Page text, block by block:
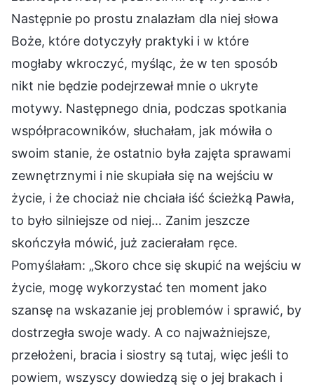
Następnie po prostu znalazłam dla niej słowa
Boże, które dotyczyły praktyki i w które
mogłaby wkroczyć, myśląc, że w ten sposób
nikt nie będzie podejrzewał mnie o ukryte
motywy. Następnego dnia, podczas spotkania
współpracowników, słuchałam, jak mówiła o
swoim stanie, że ostatnio była zajęta sprawami
zewnętrznymi i nie skupiała się na wejściu w
życie, i że chociaż nie chciała iść ścieżką Pawła,
to było silniejsze od niej… Zanim jeszcze
skończyła mówić, już zacierałam ręce.
Pomyślałam: „Skoro chce się skupić na wejściu w
życie, mogę wykorzystać ten moment jako
szansę na wskazanie jej problemów i sprawić, by
dostrzegła swoje wady. A co najważniejsze,
przełożeni, bracia i siostry są tutaj, więc jeśli to
powiem, wszyscy dowiedzą się o jej brakach i